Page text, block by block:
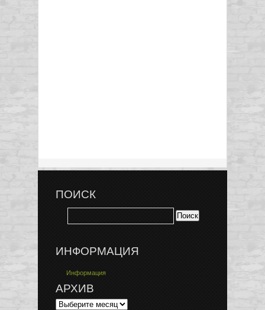
ПОИСК
ИНФОРМАЦИЯ
Информация
АРХИВ